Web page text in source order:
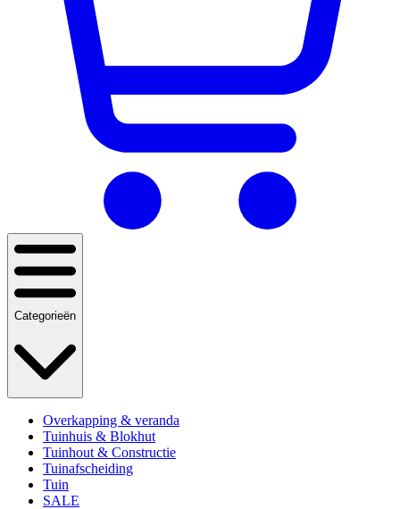
Categorieën
Overkapping & veranda
Tuinhuis & Blokhut
Tuinhout & Constructie
Tuinafscheiding
Tuin
SALE